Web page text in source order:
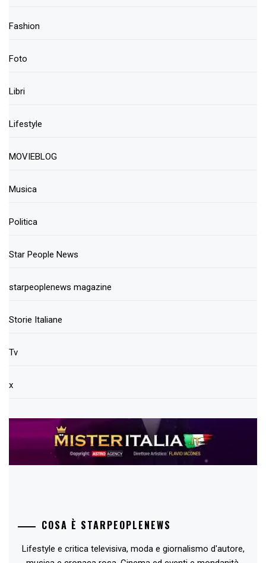
Fashion
Foto
Libri
Lifestyle
MOVIEBLOG
Musica
Politica
Star People News
starpeoplenews magazine
Storie Italiane
Tv
x
COSA È STARPEOPLENEWS
Lifestyle e critica televisiva, moda e giornalismo d'autore,